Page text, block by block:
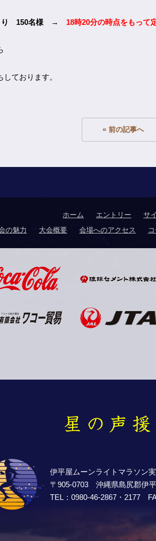
り 150名様 → 18時20分の時点をもって
ております。
« 前の記事へ
ホーム エントリー サ
の魅力
大会概要 会場へのアクセス
伊平屋ムーンライトマラソン
〒905-0703 沖縄県島尻郡伊
TEL：0980-46-2867・2177